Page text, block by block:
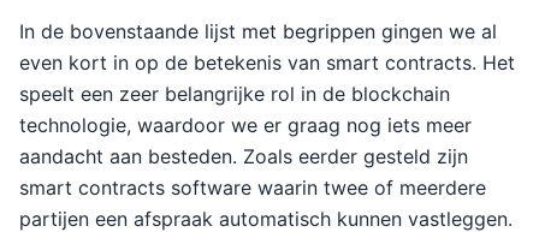
In de bovenstaande lijst met begrippen gingen we al
even kort in op de betekenis van smart contracts. Het
speelt een zeer belangrijke rol in de blockchain
technologie, waardoor we er graag nog iets meer
aandacht aan besteden. Zoals eerder gesteld zijn
smart contracts software waarin twee of meerdere
partijen een afspraak automatisch kunnen vastleggen.